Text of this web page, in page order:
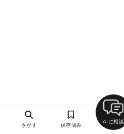
さがす 保存済み
AIに相談